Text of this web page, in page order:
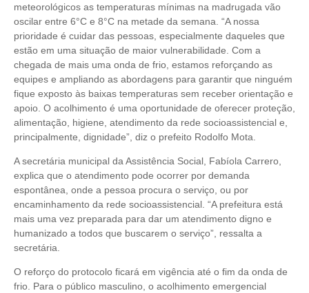
meteorológicos as temperaturas mínimas na madrugada vão
oscilar entre 6°C e 8°C na metade da semana. “A nossa
prioridade é cuidar das pessoas, especialmente daqueles que
estão em uma situação de maior vulnerabilidade. Com a
chegada de mais uma onda de frio, estamos reforçando as
equipes e ampliando as abordagens para garantir que ninguém
fique exposto às baixas temperaturas sem receber orientação e
apoio. O acolhimento é uma oportunidade de oferecer proteção,
alimentação, higiene, atendimento da rede socioassistencial e,
principalmente, dignidade”, diz o prefeito Rodolfo Mota.
A secretária municipal da Assistência Social, Fabíola Carrero,
explica que o atendimento pode ocorrer por demanda
espontânea, onde a pessoa procura o serviço, ou por
encaminhamento da rede socioassistencial. “A prefeitura está
mais uma vez preparada para dar um atendimento digno e
humanizado a todos que buscarem o serviço”, ressalta a
secretária.
O reforço do protocolo ficará em vigência até o fim da onda de
frio. Para o público masculino, o acolhimento emergencial